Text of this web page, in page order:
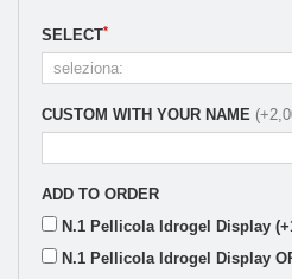
SELECT*
CUSTOM WITH YOUR NAME
ADD TO ORDER
N.1 Pellicola Idrogel Display
N.1 Pellicola Idrogel Display